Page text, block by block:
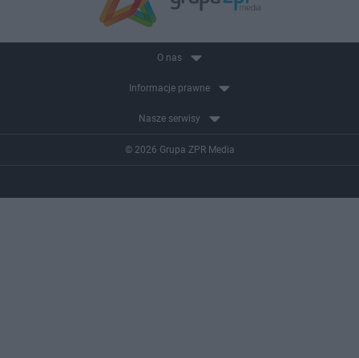
O nas
Informacje prawne
Nasze serwisy
© 2026 Grupa ZPR Media